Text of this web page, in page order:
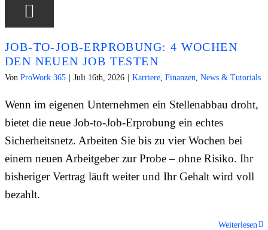
JOB-TO-JOB-ERPROBUNG: 4 WOCHEN
DEN NEUEN JOB TESTEN
Von ProWork 365 Juli 16th, 2026 Karriere Finanzen News & Tutorials
Wenn im eigenen Unternehmen ein Stellenabbau droht,
bietet die neue Job-to-Job-Erprobung ein echtes
Sicherheitsnetz. Arbeiten Sie bis zu vier Wochen bei
einem neuen Arbeitgeber zur Probe – ohne Risiko. Ihr
bisheriger Vertrag läuft weiter und Ihr Gehalt wird voll
bezahlt.
Weiterlesen